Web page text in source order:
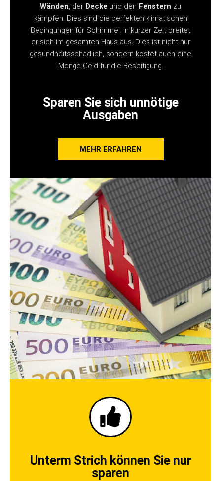
Wänden, der Decke und den Fenstern zu
kämpfen. Dies sind die perfekten klimatischen
Bedingungen für Schimmel. In kurzer Zeit breitet
er sich im gesamten Haus aus. Dies ist nicht nur
gesundheitsschädlich, sondern kostet auch eine
Menge Geld für die Beseitigung.
Sparen Sie sich unnötige
Ausgaben
MEHR ERFAHREN
Unterm Strich können Sie nur
sparen